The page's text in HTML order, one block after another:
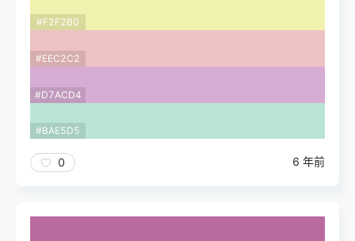
#F2F2B0
#EEC2C2
#D7ACD4
#BAE5D5
0 6 年前